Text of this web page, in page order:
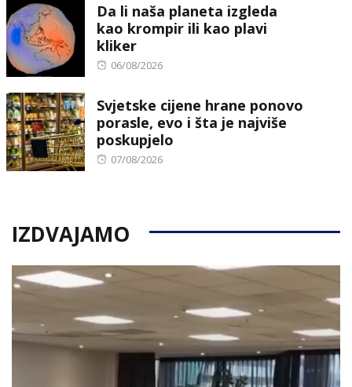
Da li naša planeta izgleda
kao krompir ili kao plavi
kliker
Posted
06/08/2026
Svjetske cijene hrane ponovo
porasle, evo i šta je najviše
poskupjelo
Posted
07/08/2026
IZDVAJAMO